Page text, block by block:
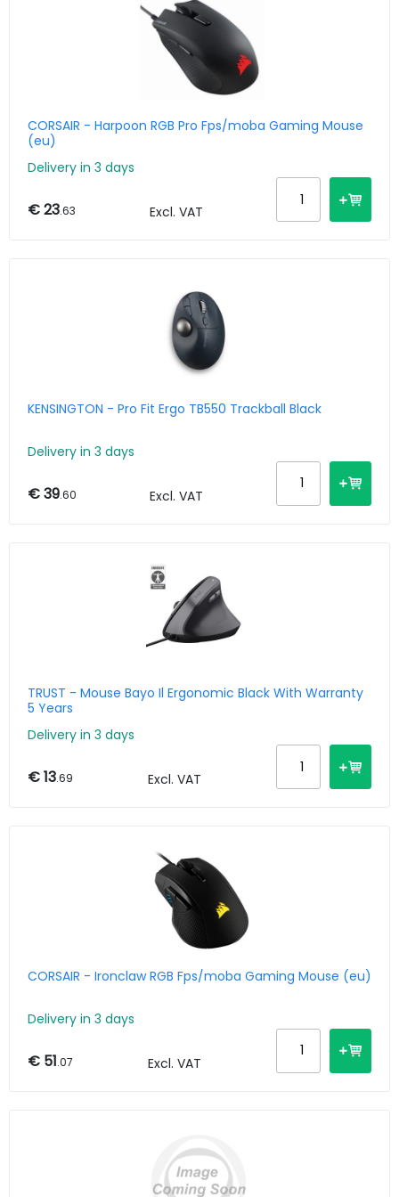
CORSAIR - Harpoon RGB Pro Fps/moba Gaming Mouse
(eu)
Delivery in 3 days
€ 23.63 Excl. VAT
KENSINGTON - Pro Fit Ergo TB550 Trackball Black
Delivery in 3 days
€ 39.60 Excl. VAT
TRUST - Mouse Bayo Il Ergonomic Black With Warranty
5 Years
Delivery in 3 days
€ 13.69 Excl. VAT
CORSAIR - Ironclaw RGB Fps/moba Gaming Mouse (eu)
Delivery in 3 days
€ 51.07 Excl. VAT